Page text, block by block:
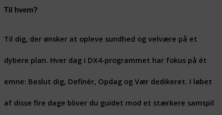
Til hvem?
Til dig, der ønsker at opleve sundhed og velvære på et
dybere plan. Hver dag i DX4-programmet har fokus på ét
emne: Beslut dig, Definér, Opdag og Vær dedikeret. I løbet
af disse fire dage bliver du guidet mod et stærkere samspil